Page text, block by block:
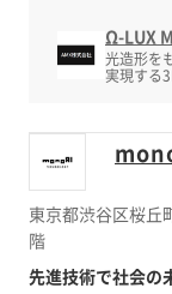
Ω-LUX
光造形を
実現する
東京都渋谷区桜丘
階
先進技術で社会の